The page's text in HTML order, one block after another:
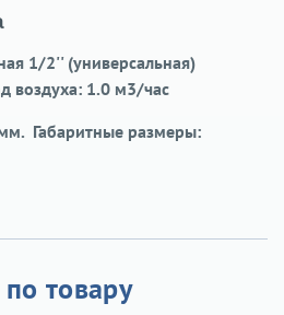
1/2'' (универсальная)
воздуха: 1.0 м3/час
Габаритные размеры:
товару